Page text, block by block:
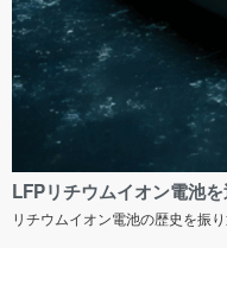
LFPリチウムイオン電池
リチウムイオン電池の歴史を振